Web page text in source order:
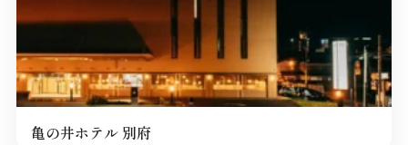
亀の井ホテル 別府